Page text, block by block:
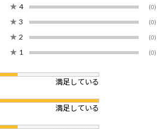
★ 4 (0)
★ 3 (0)
★ 2 (0)
★ 1 (0)
満足している
満足している